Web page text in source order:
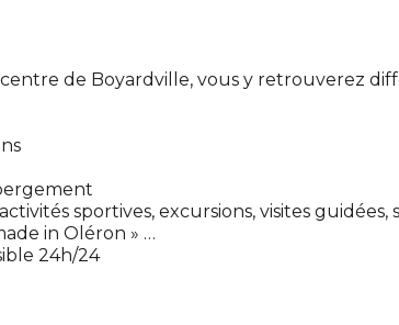
de Boyardville, vous y retrouverez
sportives, excursions, visites guidées,
in Oléron » …
24h/24